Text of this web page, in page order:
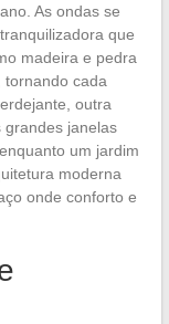
As ondas se
que
madeira e pedra
cada
outra
grandes janelas
um jardim
moderna
onde conforto e